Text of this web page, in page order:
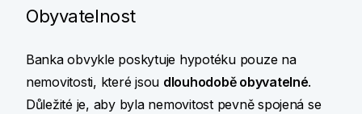
Obyvatelnost
Banka obvykle poskytuje hypotéku pouze na
nemovitosti, které jsou dlouhodobě obyvatelné.
Důležité je, aby byla nemovitost pevně spojená se